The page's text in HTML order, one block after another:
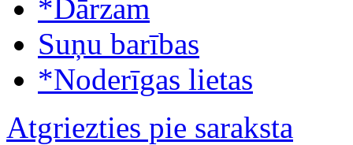
*Dārzam
Suņu barības
*Noderīgas lietas
Atgriezties pie saraksta